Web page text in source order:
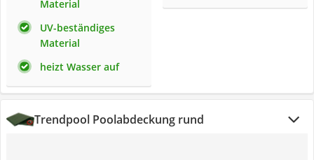
Material
UV-beständiges
Material
heizt Wasser auf
Trendpool Poolabdeckung rund